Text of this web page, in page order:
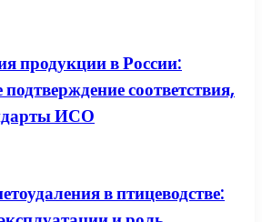
продукции в России:
подтверждение соответствия,
ИСО
в птицеводстве: